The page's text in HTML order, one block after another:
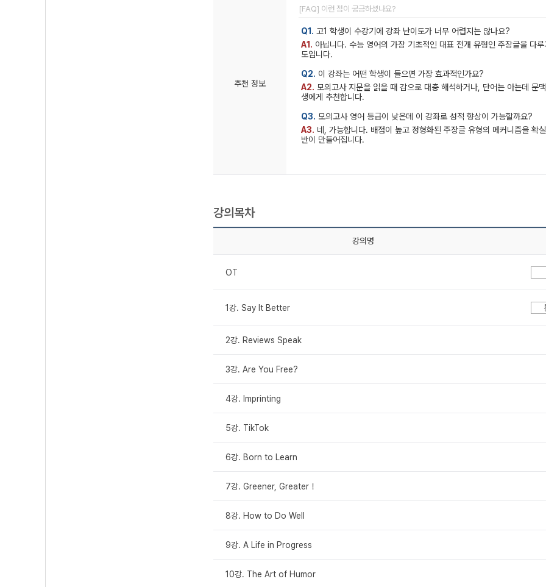
추천 정보
[FAQ] 이런 점이 궁금하셨나요?
Q1. 고1 학생이 수강기에 강좌 난이도가 너무 어렵지는 않나요?
A1. 아닙니다. 수능 영어의 가장 기초적인 대표 전개 유형인 주장글을 다
도입니다.
Q2. 이 강좌는 어떤 학생이 들으면 가장 효과적인가요?
A2. 모의고사 지문을 읽을 때 감으로 대충 해석하거나, 단어는 아는데 문
생에게 추천합니다.
Q3. 모의고사 영어 등급이 낮은데 이 강좌로 성적 향상이 가능할까요?
A3. 네, 가능합니다. 배점이 높고 정형화된 주장글 유형의 메커니즘을 확
반이 만들어집니다.
강의목차
강의명
OT
1강. Say It Better
2강. Reviews Speak
3강. Are You Free?
4강. Imprinting
5강. TikTok
6강. Born to Learn
7강. Greener, Greater！
8강. How to Do Well
9강. A Life in Progress
10강. The Art of Humor